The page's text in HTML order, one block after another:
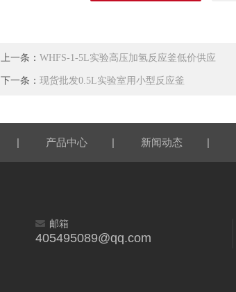
上一条：WHFS-1-5L实验高压加氢反应釜低价供应
下一条：现货批发0.5L实验室用小型反应釜
| 产品中心 | 新闻动态 |
邮箱
405495089@qq.com